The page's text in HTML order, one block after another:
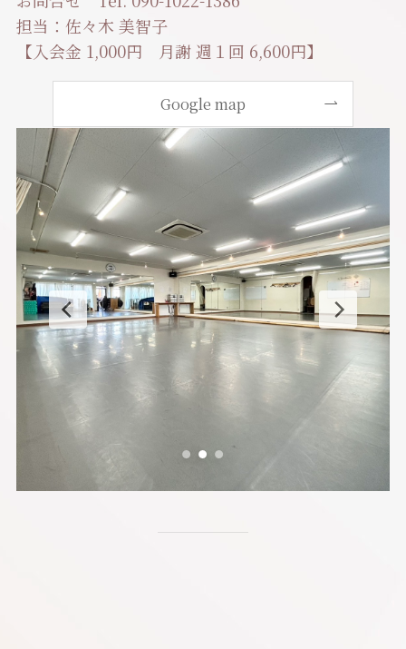
担当：佐々木 美智子
【入会金 1,000円 月謝 週１回 6,600円】
Google map